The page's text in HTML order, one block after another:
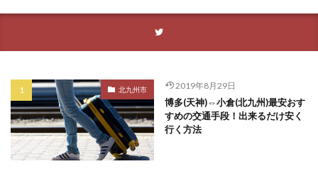
北九州市 2019年8月29日
博多(天神)⇔小倉(北九州)最安おす
すめの交通手段！出来るだけ安く
行く方法